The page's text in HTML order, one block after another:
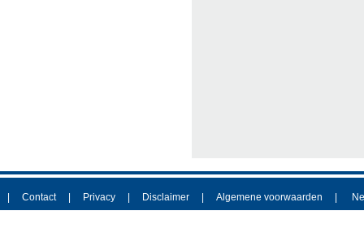
Contact Privacy Disclaimer Algemene voorwaarden